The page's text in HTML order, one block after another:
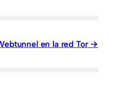
en la red Tor